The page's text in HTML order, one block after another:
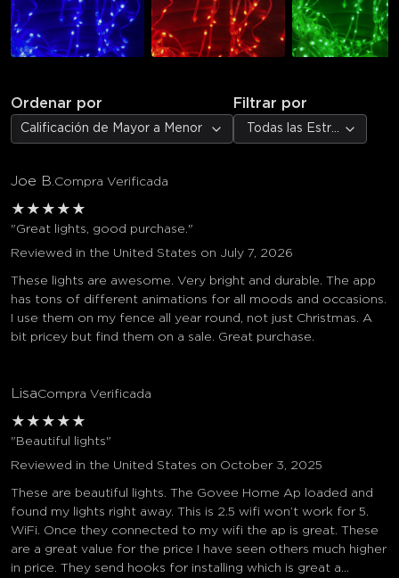
Ordenar por
Calificación de Mayor a Menor
Filtrar por
Todas las Estrellas
Joe B. Compra Verificada
★ ★ ★ ★ ★
"Great lights, good purchase."
Reviewed in the United States on July 7, 2026
These lights are awesome. Very bright and durable. The app
has tons of different animations for all moods and occasions.
I use them on my fence all year round, not just Christmas. A
bit pricey but find them on a sale. Great purchase.
LisaCompra Verificada
★ ★ ★ ★ ★
"Beautiful lights"
Reviewed in the United States on October 3, 2025
These are beautiful lights. The Govee Home Ap loaded and
found my lights right away. This is 2.5 wifi won’t work for 5.
WiFi. Once they connected to my wifi the ap is great. These
are a great value for the price I have seen others much higher
in price. They send hooks for installing which is great a...